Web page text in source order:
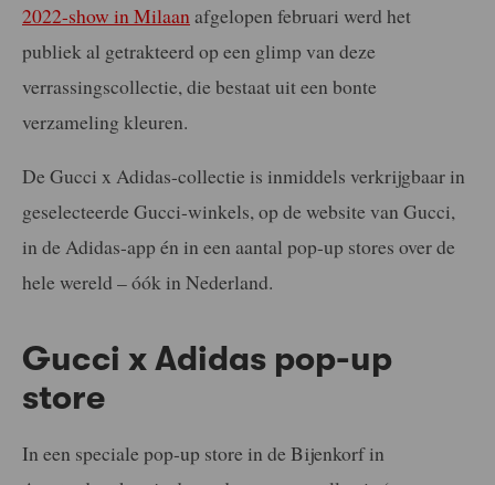
2022-show in Milaan afgelopen februari werd het
publiek al getrakteerd op een glimp van deze
verrassingscollectie, die bestaat uit een bonte
verzameling kleuren.
De Gucci x Adidas-collectie is inmiddels verkrijgbaar in
geselecteerde Gucci-winkels, op de website van Gucci,
in de Adidas-app én in een aantal pop-up stores over de
hele wereld – óók in Nederland.
Gucci x Adidas pop-up
store
In een speciale pop-up store in de Bijenkorf in